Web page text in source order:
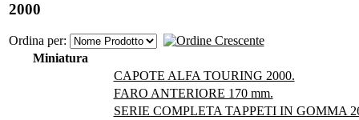
2000
Ordina per:
Miniatura
CAPOTE ALFA TOURING 2000.
FARO ANTERIORE 170 mm.
SERIE COMPLETA TAPPETI IN GOMMA